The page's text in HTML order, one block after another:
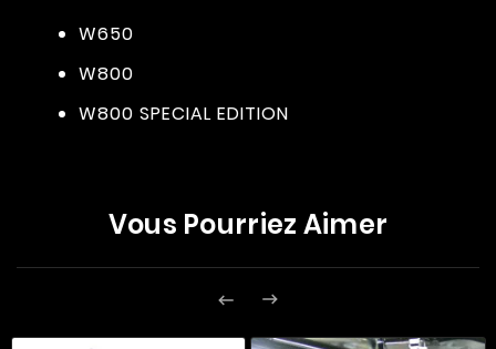
W650
W800
W800 SPECIAL EDITION
Vous Pourriez Aimer
 